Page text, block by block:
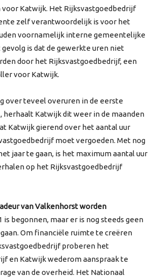
Katwijk. Het Rijksvastgoedbedrijf
zelf verantwoordelijk is voor het
voornamelijk interne gemeentelijke
gevolg is dat de gewerkte uren niet
door het Rijksvastgoedbedrijf, een
voor Katwijk.
over teveel overuren in de eerste
herhaalt Katwijk dit weer in de maanden
Katwijk gierend over het aantal uur
moet vergoeden. Met nog
jaar te gaan, is het maximum aantal uur
op het Rijksvastgoedbedrijf
van Valkenhorst worden
is begonnen, maar er is nog steeds geen
Om financiële ruimte te creëren
proberen het
en Katwijk wederom aanspraak te
van de overheid. Het Nationaal